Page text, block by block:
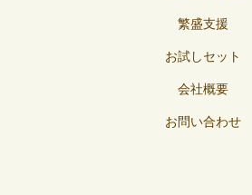
繁盛支援
お試しセット
会社概要
お問い合わせ